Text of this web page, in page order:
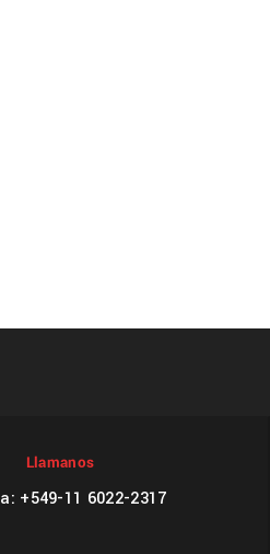
Llamanos
+549-11 6022-2317